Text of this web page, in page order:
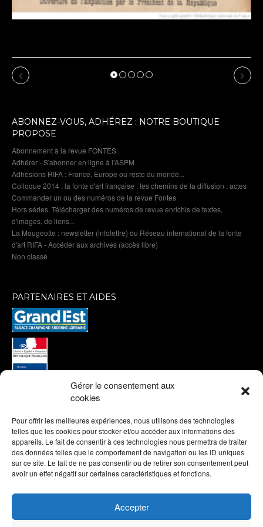
Gérer le consentement aux
cookies
Pour offrir les meilleures expériences, nous utilisons des technologies
telles que les cookies pour stocker et/ou accéder aux informations des
appareils. Le fait de consentir à ces technologies nous permettra de traiter
des données telles que le comportement de navigation ou les ID uniques
sur ce site. Le fait de ne pas consentir ou de retirer son consentement peut
avoir un effet négatif sur certaines caractéristiques et fonctions.
Accepter
Previous Next
ABONNEZ-VOUS, ADHÉREZ : NOTRE BOUTIQUE
PROPOSE
Abonnement à la revue FONTES
Adhérer - S'abonner en ligne à l'ASPM
Adhésions RIFA : France, Europe ou reste du monde...
Colloque 2014 : la fonte d'art française : les chemins de la diffusion : actes
Commander un ou des numéros de la revue Fontes
Hors séries. Télécharger des numéros de revue enrichis de textes,
d'images, de liens...
La Mougeotte : newsletter (infolettre) du Réseau international de la fonte
d'art RIFA - Accéder aux archives (accès libre)
Non classé
PARTENAIRES ET AIDES